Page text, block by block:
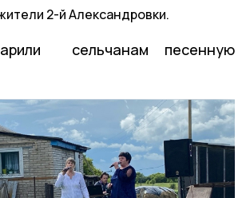
2-й Александровки.
сельчанам песенную